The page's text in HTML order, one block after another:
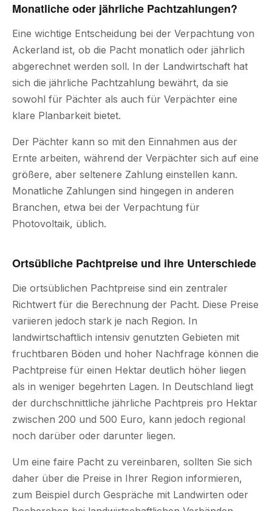
Monatliche oder jährliche Pachtzahlungen?
Eine wichtige Entscheidung bei der Verpachtung von
Ackerland ist, ob die Pacht monatlich oder jährlich
abgerechnet werden soll. In der Landwirtschaft hat
sich die jährliche Pachtzahlung bewährt, da sie
sowohl für Pächter als auch für Verpächter eine
klare Planbarkeit bietet.
Der Pächter kann so mit den Einnahmen aus der
Ernte arbeiten, während der Verpächter sich auf eine
größere, aber seltenere Zahlung einstellen kann.
Monatliche Zahlungen sind hingegen in anderen
Branchen, etwa bei der Verpachtung für
Photovoltaik, üblich.
Ortsübliche Pachtpreise und ihre Unterschiede
Die ortsüblichen Pachtpreise sind ein zentraler
Richtwert für die Berechnung der Pacht. Diese Preise
variieren jedoch stark je nach Region. In
landwirtschaftlich intensiv genutzten Gebieten mit
fruchtbaren Böden und hoher Nachfrage können die
Pachtpreise für einen Hektar deutlich höher liegen
als in weniger begehrten Lagen. In Deutschland liegt
der durchschnittliche jährliche Pachtpreis pro Hektar
zwischen 200 und 500 Euro, kann jedoch regional
noch darüber oder darunter liegen.
Um eine faire Pacht zu vereinbaren, sollten Sie sich
daher über die Preise in Ihrer Region informieren,
zum Beispiel durch Gespräche mit Landwirten oder